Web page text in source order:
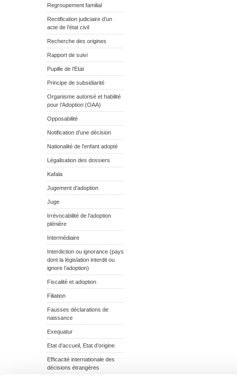
Regroupement familial
Rectification judiciaire d’un
acte de l’état civil
Recherche des origines
Rapport de suivi
Pupille de l’Etat
Principe de subsidiarité
Organisme autorisé et habilité
pour l’Adoption (OAA)
Opposabilité
Notification d’une décision
Nationalité de l’enfant adopté
Légalisation des dossiers
Kafala
Jugement d’adoption
Juge
Irrévocabilité de l’adoption
plénière
Intermédiaire
Interdiction ou ignorance (pays
dont la législation interdit ou
ignore l’adoption)
Fiscalité et adoption
Filiation
Fausses déclarations de
naissance
Exequatur
Etat d’accueil, Etat d’origine
Efficacité internationale des
décisions étrangères